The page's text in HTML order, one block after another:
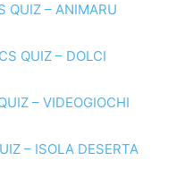
QUIZ – ANIMARU
QUIZ – DOLCI
– VIDEOGIOCHI
– ISOLA DESERTA